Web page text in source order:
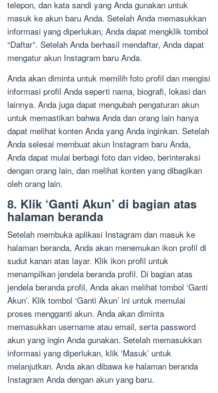
telepon, dan kata sandi yang Anda gunakan untuk
masuk ke akun baru Anda. Setelah Anda memasukkan
informasi yang diperlukan, Anda dapat mengklik tombol
“Daftar”. Setelah Anda berhasil mendaftar, Anda dapat
mengatur akun Instagram baru Anda.
Anda akan diminta untuk memilih foto profil dan mengisi
informasi profil Anda seperti nama, biografi, lokasi dan
lainnya. Anda juga dapat mengubah pengaturan akun
untuk memastikan bahwa Anda dan orang lain hanya
dapat melihat konten Anda yang Anda inginkan. Setelah
Anda selesai membuat akun Instagram baru Anda,
Anda dapat mulai berbagi foto dan video, berinteraksi
dengan orang lain, dan melihat konten yang dibagikan
oleh orang lain.
8. Klik ‘Ganti Akun’ di bagian atas
halaman beranda
Setelah membuka aplikasi Instagram dan masuk ke
halaman beranda, Anda akan menemukan ikon profil di
sudut kanan atas layar. Klik ikon profil untuk
menampilkan jendela beranda profil. Di bagian atas
jendela beranda profil, Anda akan melihat tombol ‘Ganti
Akun’. Klik tombol ‘Ganti Akun’ ini untuk memulai
proses mengganti akun. Anda akan diminta
memasukkan username atau email, serta password
akun yang ingin Anda gunakan. Setelah memasukkan
informasi yang diperlukan, klik ‘Masuk’ untuk
melanjutkan. Anda akan dibawa ke halaman beranda
Instagram Anda dengan akun yang baru.